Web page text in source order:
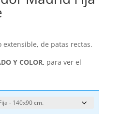
extensible, de patas rectas.
Y COLOR, para ver el